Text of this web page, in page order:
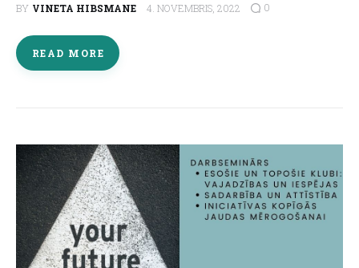
BY VINETA HIBSMANE 4. NOVEMBRIS, 2022 0
READ MORE